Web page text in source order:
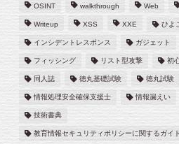
OSINT walkthrough Web
Writeup XSS XXE ひよ
インシデントレスポンス ガジェット
フィッシング リスト型攻撃 初
同人誌 徳丸基礎試験 徳丸試験
情報処理安全確保支援士 情報漏えい
技術書典
教育情報セキュリティポリシーに関するガイ